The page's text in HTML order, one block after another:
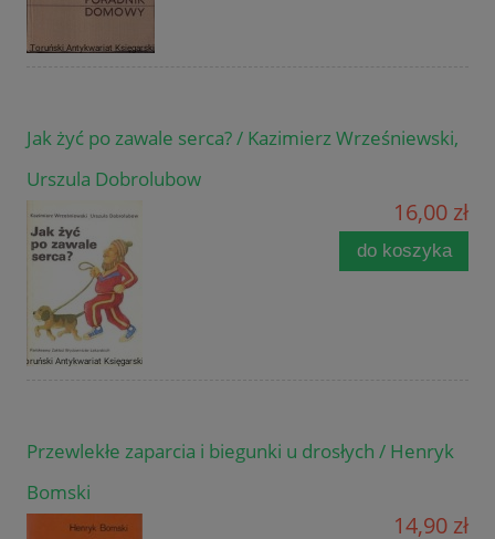
Jak żyć po zawale serca? / Kazimierz Wrześniewski,
Urszula Dobrolubow
16,00 zł
do koszyka
Przewlekłe zaparcia i biegunki u drosłych / Henryk
Bomski
14,90 zł